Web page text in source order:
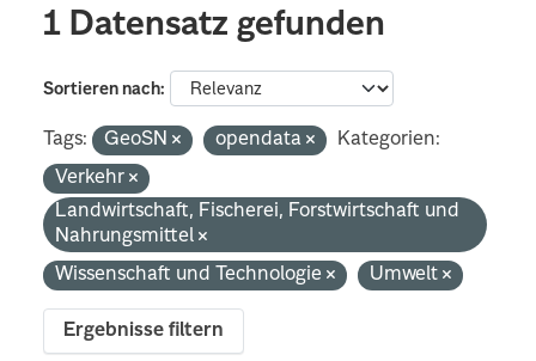
1 Datensatz gefunden
Sortieren nach
Tags: GeoSN opendata
Kategorien:
Verkehr
Landwirtschaft, Fischerei, Forstwirtschaft und
Nahrungsmittel
Wissenschaft und Technologie
Umwelt
Ergebnisse filtern